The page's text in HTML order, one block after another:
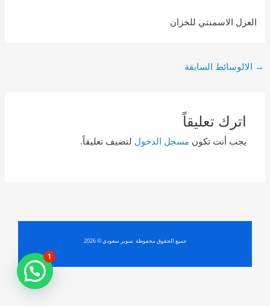
العزل الاسمنتي للخزان
Post→ الالوسائط السابقة
اترك تعليقاً
يجب أنت تكون مسجل الدخول لتضيف تعليقاً.
جميع الحقوق محفوظة سوبر سعودي © 2026
1